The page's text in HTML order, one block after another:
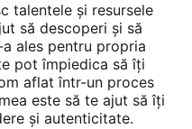
talentele și resursele
să descoperi și să
ales pentru propria
pot împiedica să îți
aflat într-un proces
este să te ajut să îți
și autenticitate.